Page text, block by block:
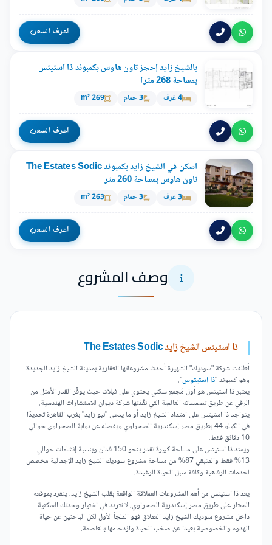
اعرف السعر
بالشيخ زايد إحجز تاون هاوس بكمبوند ذا استيتس
بمساحة 268 مترا
4 غرف 3 حمام 269 m²
اعرف السعر
اسكن في الشيخ زايد بكمبوند The Estates Sodic
تاون هاوس بمساحة 260 متر
3 غرف 3 حمام 263 m²
اعرف السعر
وصف المشروع
ذا استيتس الشيخ زايدThe Estates Sodic
أطلقت شركة "سوديك" الشهيرة أحدث مشروعاتها العقارية بمدينة الشيخ زايد الجديدة
وهو كمبوند "ذا استيتوس".
يعتبر ذا استيتس هو أول مُجمع سكني يحتوي على فيلات حيث يوفِّر القدر الأمثل من
الرقي عن طريق تصميماته العالمية التي نفَّذتها شركة ديوان للاستشارات الهندسية.
يتواجد ذا استيتس على امتداد الشيخ زايد أو ما يدعى "نيو زايد" بغرب القاهرة تحديدًا
في الكيلو 44 بطريق مصر إسكندرية الصحراوي ويفصله عن بوابة الصحراوي حوالي
10 دقائق فقط.
ويمتد ذا استيتس على مساحة كبيرة تقدر بنحو 150 فدان وبنسبة إنشاءات حوالي
13% فقط والمتبقي 87% من مساحة مشروع سوديك الشيخ زايد الإجمالية مخصص
لخدمات الرفاهية وكافة سبل الحياة الرغيدة.
يعد ذا استيتس من أهم المشروعات العملاقة الواقعة بقلب الشيخ زايد، ينفرد بموقعه
الممتاز على طريق مصر إسكندرية الصحراوي، لا تتردد في اختيار وحدتك السكنية
داخل مشروع سوديك الشيخ زايد العملاق فهو الملجأ الأول لكل الباحثين عن حياة
الهدوء والخصوصية بعيدا عن صخب الحياة وازدحامها بالعاصمة.